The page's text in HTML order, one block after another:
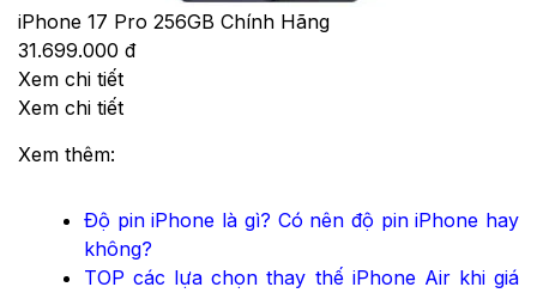
iPhone 17 Pro 256GB Chính Hãng
31.699.000 đ
Xem chi tiết
Xem chi tiết
Xem thêm:
Độ pin iPhone là gì? Có nên độ pin iPhone hay
không?
TOP các lựa chọn thay thế iPhone Air khi giá